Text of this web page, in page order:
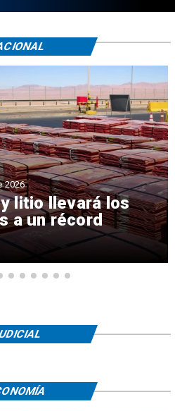
litio llevará los
a un récord
2026